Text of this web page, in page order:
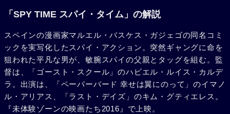
「SPY TIME スパイ・タイム」の解説
スペインの漫画家マルエル・バスケス・ガジェゴの同名コミ
ックを実写化したスパイ・アクション。突然ギャングに命を
狙われた平凡な男が、敏腕スパイの父親とタッグを組む。監
督は、「ゴースト・スクール」のハビエル・ルイス・カルデ
ラ。出演は、「ペーパーバード 幸せは翼にのって」のイマノ
ル・アリアス、「ラスト・デイズ」のキム・グティエレス。
『未体験ゾーンの映画たち2016』で上映。